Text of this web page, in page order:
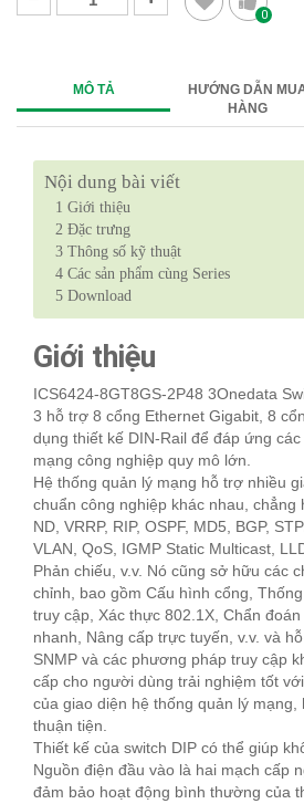
0
MÔ TẢ
HƯỚNG DẪN
HÀNG
Nội dung bài viết
1 Giới thiệu
2 Đặc trưng
3 Thông số kỹ thuật
4 Các sản phẩm cùng Series
5 Download
Giới thiệu
ICS6424-8GT8GS-2P48 3Onedata
3 hỗ trợ 8 cổng Ethernet Gigabit, 8
dụng thiết kế DIN-Rail để đáp ứng
mạng công nghiệp quy mô lớn.
Hệ thống quản lý mạng hỗ trợ nhiều
chuẩn công nghiệp khác nhau, chẳng
ND, VRRP, RIP, OSPF, MD5, BGP,
VLAN, QoS, IGMP Static Multicast,
Phản chiếu, v.v. Nó cũng sở hữu các
chỉnh, bao gồm Cấu hình cổng,
truy cập, Xác thực 802.1X, Chẩn
nhanh, Nâng cấp trực tuyến, v.v. và
SNMP và các phương pháp truy cập
cấp cho người dùng trải nghiệm tốt
của giao diện hệ thống quản lý mạng,
thuận tiện.
Thiết kế của switch DIP có thể giúp
Nguồn điện đầu vào là hai mạch cấp
đảm bảo hoạt động bình thường của